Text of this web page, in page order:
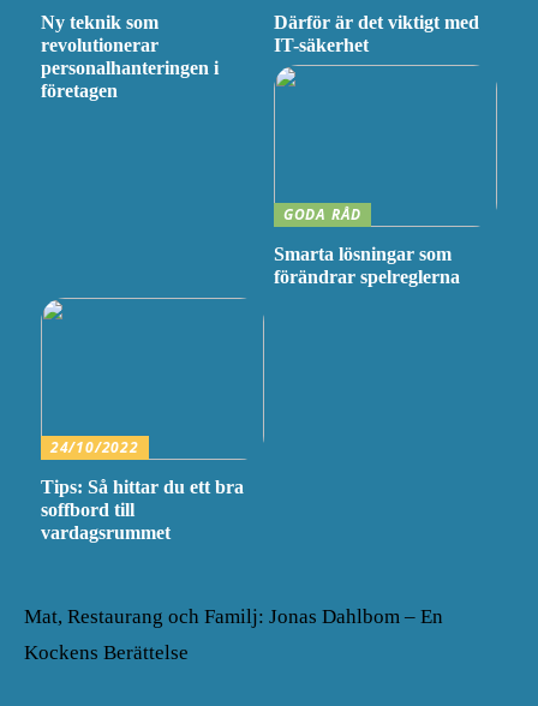
Ny teknik som
revolutionerar
personalhanteringen i
företagen
Därför är det viktigt med
IT-säkerhet
GODA RÅD
Smarta lösningar som
förändrar spelreglerna
24/10/2022
Tips: Så hittar du ett bra
soffbord till
vardagsrummet
Mat, Restaurang och Familj: Jonas Dahlbom – En
Kockens Berättelse